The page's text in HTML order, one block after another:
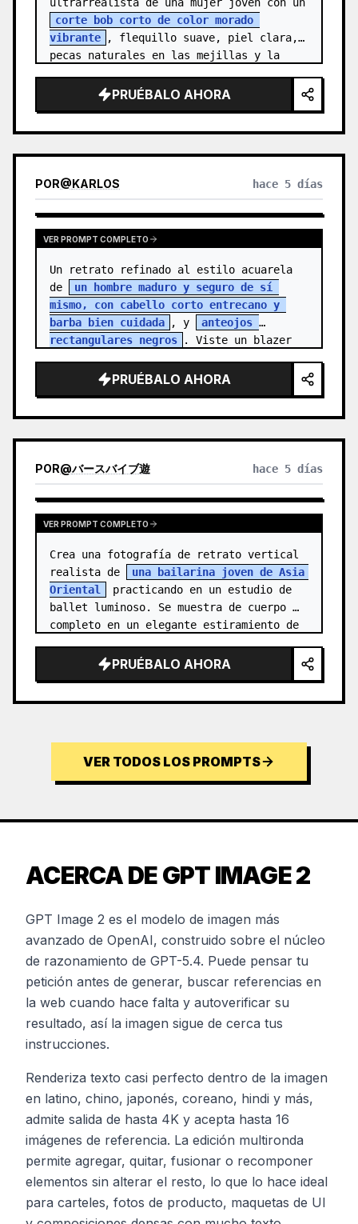
corte bob corto de color morado
vibrante
, flequillo suave, piel clara,
pecas naturales en las mejillas y la
PRUÉBALO AHORA
POR@KARLOS hace 5 días
VER PROMPT COMPLETO
Un retrato refinado al estilo acuarela
de
un hombre maduro y seguro de sí
mismo, con cabello corto entrecano y
barba bien cuidada
, y
anteojos
rectangulares negros
. Viste un blazer
PRUÉBALO AHORA
POR@バースバイブ遊 hace 5 días
VER PROMPT COMPLETO
Crea una fotografía de retrato vertical
realista de
una bailarina joven de Asia
Oriental
practicando en un estudio de
ballet luminoso. Se muestra de cuerpo
completo en un elegante estiramiento de
PRUÉBALO AHORA
VER TODOS LOS PROMPTS
ACERCA DE GPT IMAGE 2
GPT Image 2 es el modelo de imagen más
avanzado de OpenAI, construido sobre el núcleo
de razonamiento de GPT-5.4. Puede pensar tu
petición antes de generar, buscar referencias en
la web cuando hace falta y autoverificar su
resultado, así la imagen sigue de cerca tus
instrucciones.
Renderiza texto casi perfecto dentro de la imagen
en latino, chino, japonés, coreano, hindi y más,
admite salida de hasta 4K y acepta hasta 16
imágenes de referencia. La edición multironda
permite agregar, quitar, fusionar o recomponer
elementos sin alterar el resto, lo que lo hace ideal
para carteles, fotos de producto, maquetas de UI